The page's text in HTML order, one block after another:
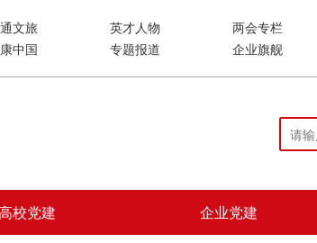
文旅 英才人物 两会专栏
中国 专题报道 企业旗舰
校党建 企业党建